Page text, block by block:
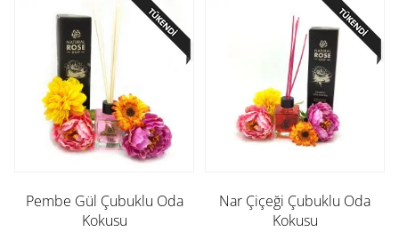
Pembe Gül Çubuklu Oda
Kokusu
Nar Çiçeği Çubuklu Oda
Kokusu